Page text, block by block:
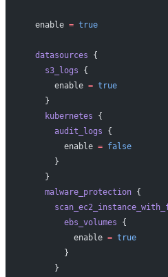
  enable
= true
  datasources
{
    s3_logs
{
      enable
= true
    }
    kubernetes
{
      audit_logs
{
        enable
= false
      }
    }
    malware_protection
{
        ebs_volumes
{
          enable
= true
        }
      }